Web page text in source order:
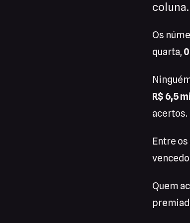
coluna.
Os
quarta, 0
R$ 6,5
acertos.
Entre
Quem